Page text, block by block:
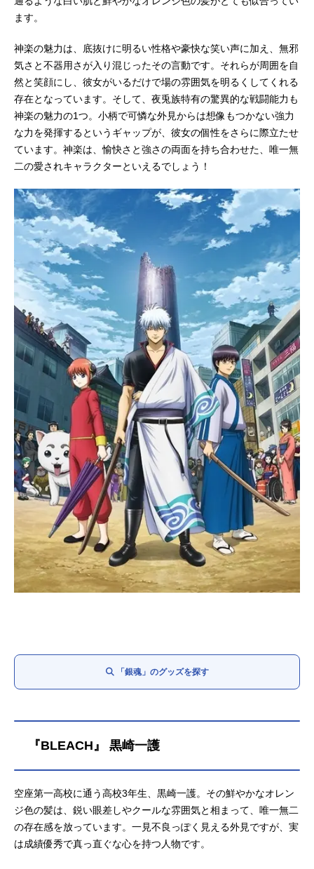
ます。
神楽の魅力は、底抜けに明るい性格や豪快な笑い声に加え、無邪
気さと不器用さが入り混じったその言動です。それらが周囲を自
然と笑顔にし、彼女がいるだけで場の雰囲気を明るくしてくれる
存在となっています。そして、夜兎族特有の驚異的な戦闘能力も
神楽の魅力の1つ。小柄で可憐な外見からは想像もつかない強力
な力を発揮するというギャップが、彼女の個性をさらに際立たせ
ています。神楽は、愉快さと強さの両面を持ち合わせた、唯一無
二の愛されキャラクターといえるでしょう！
「銀魂」のグッズを探す
『BLEACH』 黒崎一護
空座第一高校に通う高校3年生、黒崎一護。その鮮やかなオレン
ジ色の髪は、鋭い眼差しやクールな雰囲気と相まって、唯一無二
の存在感を放っています。一見不良っぽく見える外見ですが、実
は成績優秀で真っ直ぐな心を持つ人物です。